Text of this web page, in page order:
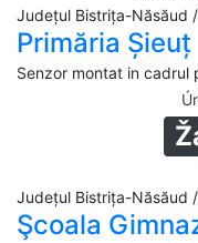
Județul Bistrița-Năsăud
Primăria Șieuț
Senzor montat in cadrul
Județul Bistrița-Năsăud
Şcoala